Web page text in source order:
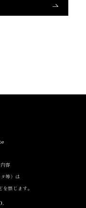
容
等）は
禁じます。